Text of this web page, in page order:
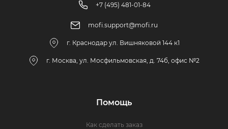
+7 (495) 481-01-84
mofi.support@mofi.ru
г. Краснодар ул. Вишняковой 144 к1
г. Москва, ул. Мосфильмовская, д. 74б, офис №2
Помощь
Как сделать заказ